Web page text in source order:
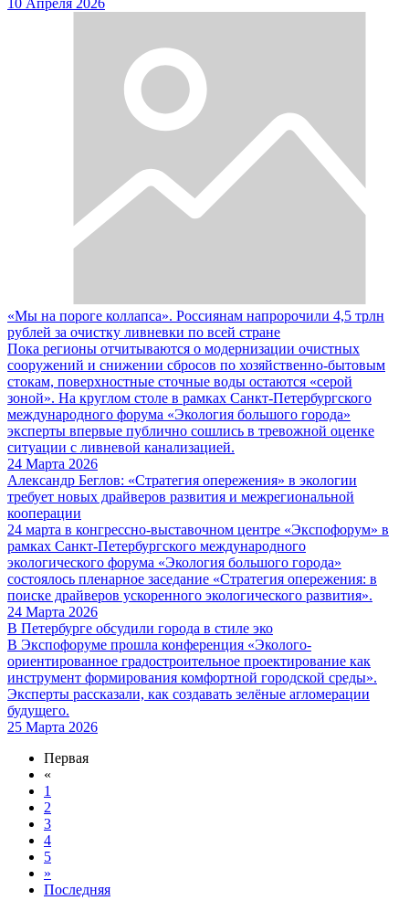
«Мы на пороге коллапса». Россиянам напророчили 4,5 трлн
рублей за очистку ливневки по всей стране
Пока регионы отчитываются о модернизации очистных
сооружений и снижении сбросов по хозяйственно-бытовым
стокам, поверхностные сточные воды остаются «серой
зоной». На круглом столе в рамках Санкт-Петербургского
международного форума «Экология большого города»
эксперты впервые публично сошлись в тревожной оценке
ситуации с ливневой канализацией.
24 Марта 2026
Александр Беглов: «Стратегия опережения» в экологии
требует новых драйверов развития и межрегиональной
кооперации
24 марта в конгрессно-выставочном центре «Экспофорум» в
рамках Санкт-Петербургского международного
экологического форума «Экология большого города»
состоялось пленарное заседание «Стратегия опережения: в
поиске драйверов ускоренного экологического развития».
24 Марта 2026
В Петербурге обсудили города в стиле эко
В Экспофоруме прошла конференция «Эколого-
ориентированное градостроительное проектирование как
инструмент формирования комфортной городской среды».
Эксперты рассказали, как создавать зелёные агломерации
будущего.
25 Марта 2026
Первая
«
1
2
3
4
5
»
Последняя